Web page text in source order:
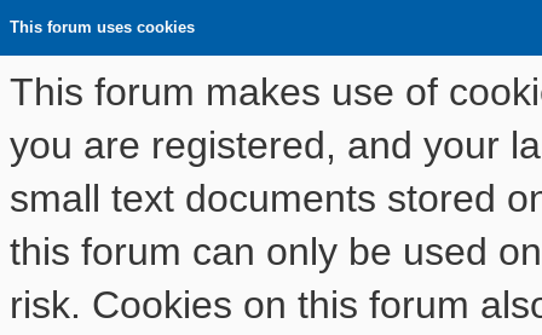
This forum uses cookies
This forum makes use of
you are registered, and your
small text documents stored
this forum can only be used
risk. Cookies on this forum